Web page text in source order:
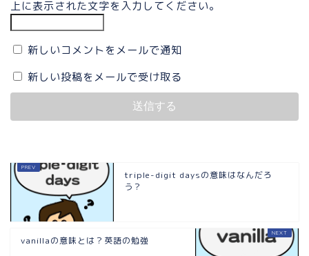
上に表示された文字を入力してください。
新しいコメントをメールで通知
新しい投稿をメールで受け取る
triple-digit daysの意味はなんだろ
う？
vanillaの意味とは？英語の勉強